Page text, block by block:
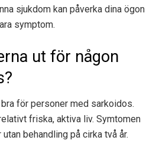
sjukdom kan påverka dina ögon
symptom.
ut för någon
för personer med sarkoidos.
friska, aktiva liv. Symtomen
behandling på cirka två år.